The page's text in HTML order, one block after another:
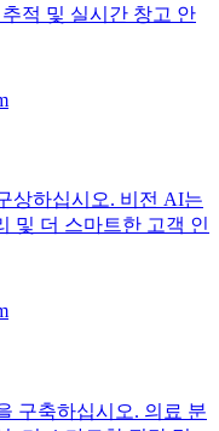
적 및 실시간 창고 안
상하십시오. 비전 AI는
및 더 스마트한 고객 인
구축하십시오. 의료 분